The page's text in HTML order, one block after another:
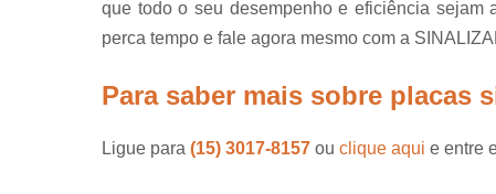
que todo o seu desempenho e eficiência sejam
perca tempo e fale agora mesmo com a
Para saber mais sobre placas
Ligue para (15) 3017-8157 ou clique aqui e entre